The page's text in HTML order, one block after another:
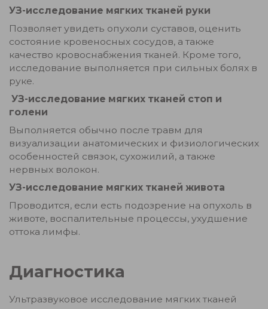
УЗ-исследование мягких тканей руки
Позволяет увидеть опухоли суставов, оценить
состояние кровеносных сосудов, а также
качество кровоснабжения тканей. Кроме того,
исследование выполняется при сильных болях в
руке.
УЗ-исследование мягких тканей стоп и
голени
Выполняется обычно после травм для
визуализации анатомических и физиологических
особенностей связок, сухожилий, а также
нервных волокон.
УЗ-исследование мягких тканей живота
Проводится, если есть подозрение на опухоль в
животе, воспалительные процессы, ухудшение
оттока лимфы.
Диагностика
Ультразвуковое исследование мягких тканей